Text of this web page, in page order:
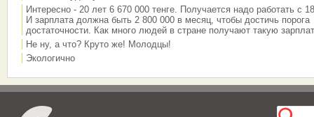
Интересно - 20 лет 6 670 000 тенге. Получается надо работать с
И зарплата должна быть 2 800 000 в месяц, чтобы достичь порога
достаточности. Как много людей в стране получают такую
Не ну, а что? Круто же! Молодцы!
Экологично